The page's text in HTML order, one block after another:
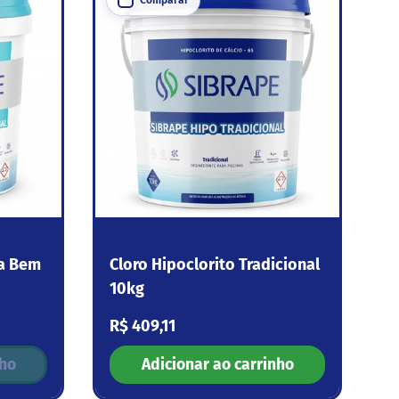
Bem
Cloro Hipoclorito Tradicional
10kg
Preço normal
R$ 409,11
Adicionar ao carrinho